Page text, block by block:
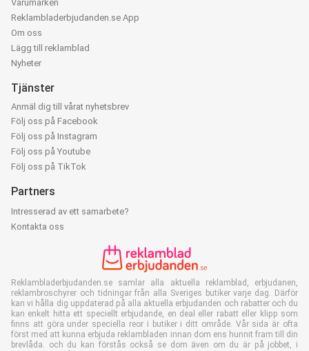
Varumärken
Reklambladerbjudanden.se App
Om oss
Lägg till reklamblad
Nyheter
Tjänster
Anmäl dig till vårat nyhetsbrev
Följ oss på Facebook
Följ oss på Instagram
Följ oss på Youtube
Följ oss på TikTok
Partners
Intresserad av ett samarbete?
Kontakta oss
Reklambladerbjudanden.se samlar alla aktuella reklamblad, erbjudanen,
reklambroschyrer och tidningar från alla Sveriges butiker varje dag. Därför
kan vi hålla dig uppdaterad på alla aktuella erbjudanden och rabatter och du
kan enkelt hitta ett speciellt erbjudande, en deal eller rabatt eller klipp som
finns att göra under speciella reor i butiker i ditt område. Vår sida är ofta
först med att kunna erbjuda reklambladen innan dom ens hunnit fram till din
brevlåda. och du kan förstås också se dom även om du är på jobbet, i